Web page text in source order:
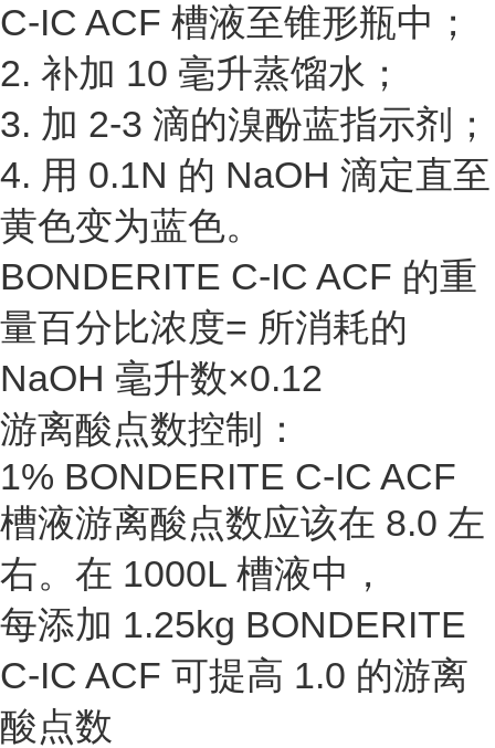
C-IC ACF 槽液至锥形瓶中；
2. 补加 10 毫升蒸馏水；
3. 加 2-3 滴的溴酚蓝指示剂；
4. 用 0.1N 的 NaOH 滴定直至
黄色变为蓝色。
BONDERITE C-IC ACF 的重
量百分比浓度= 所消耗的
NaOH 毫升数×0.12
游离酸点数控制：
1% BONDERITE C-IC ACF
槽液游离酸点数应该在 8.0 左
右。在 1000L 槽液中，
每添加 1.25kg BONDERITE
C-IC ACF 可提高 1.0 的游离
酸点数